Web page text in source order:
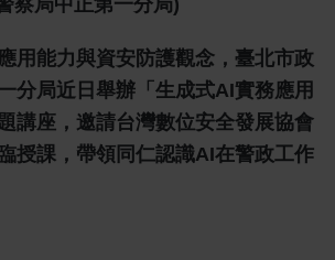
用能力與資安防護觀念，臺北市政
分局近日舉辦「生成式AI實務應用
講座，邀請台灣數位安全發展協會
授課，帶領同仁認識AI在警政工作